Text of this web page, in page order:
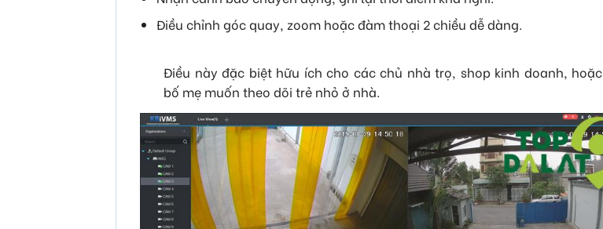
Điều chỉnh góc quay, zoom hoặc đàm thoại 2 chiều dễ dàng.
Điều này đặc biệt hữu ích cho các chủ nhà trọ, shop kinh doanh, hoặc
bố mẹ muốn theo dõi trẻ nhỏ ở nhà.